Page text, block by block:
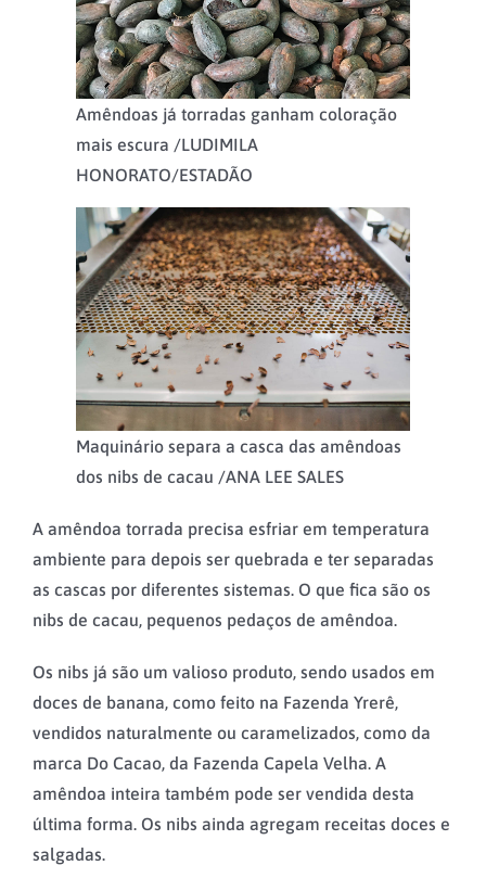
Amêndoas já torradas ganham coloração
mais escura /LUDIMILA
HONORATO/ESTADÃO
Maquinário separa a casca das amêndoas
dos nibs de cacau /ANA LEE SALES
A amêndoa torrada precisa esfriar em temperatura
ambiente para depois ser quebrada e ter separadas
as cascas por diferentes sistemas. O que fica são os
nibs de cacau, pequenos pedaços de amêndoa.
Os nibs já são um valioso produto, sendo usados em
doces de banana, como feito na Fazenda Yrerê,
vendidos naturalmente ou caramelizados, como da
marca Do Cacao, da Fazenda Capela Velha. A
amêndoa inteira também pode ser vendida desta
última forma. Os nibs ainda agregam receitas doces e
salgadas.